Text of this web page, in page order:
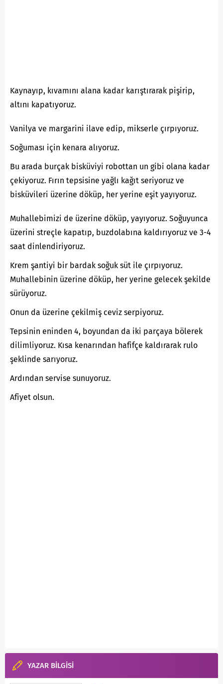
Kaynayıp, kıvamını alana kadar karıştırarak pişirip,
altını kapatıyoruz.
Vanilya ve margarini ilave edip, mikserle çırpıyoruz.
Soğuması için kenara alıyoruz.
Bu arada burçak bisküviyi robottan un gibi olana kadar
çekiyoruz. Fırın tepsisine yağlı kağıt seriyoruz ve
bisküvileri üzerine döküp, her yerine eşit yayıyoruz.
Muhallebimizi de üzerine döküp, yayıyoruz. Soğuyunca
üzerini streçle kapatıp, buzdolabına kaldırıyoruz ve 3-4
saat dinlendiriyoruz.
Krem şantiyi bir bardak soğuk süt ile çırpıyoruz.
Muhallebinin üzerine döküp, her yerine gelecek şekilde
sürüyoruz.
Onun da üzerine çekilmiş ceviz serpiyoruz.
Tepsinin eninden 4, boyundan da iki parçaya bölerek
dilimliyoruz. Kısa kenarından hafifçe kaldırarak rulo
şeklinde sarıyoruz.
Ardından servise sunuyoruz.
Afiyet olsun.
YAZAR BİLGİSİ